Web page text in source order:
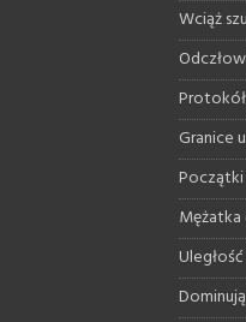
Wciąż
Granice